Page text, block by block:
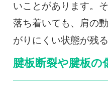
いことがあります。
落ち着いても、肩の
がりにくい状態が残
腱板断裂や腱板の